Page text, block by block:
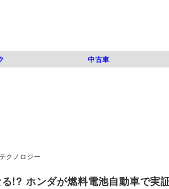
中古車
テクノロジー
!? ホンダが燃料電池自動車で